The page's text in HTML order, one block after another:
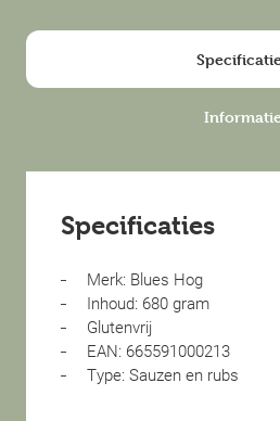
Informatie
Specificaties
Merk: Blues Hog
Inhoud: 680 gram
Glutenvrij
EAN: 665591000213
Type: Sauzen en rubs